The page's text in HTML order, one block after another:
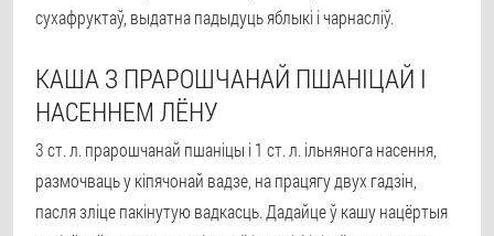
сухафруктаў, выдатна падыдуць яблыкі і чарнасліў.
КАША З ПРАРОШЧАНАЙ ПШАНІЦАЙ І
НАСЕННЕМ ЛЁНУ
3 ст. л. прарошчанай пшаніцы і 1 ст. л. ільнянога насення,
размочваць у кіпячонай вадзе, на працягу двух гадзін,
пасля зліце пакінутую вадкасць. Дадайце ў кашу нацёртыя